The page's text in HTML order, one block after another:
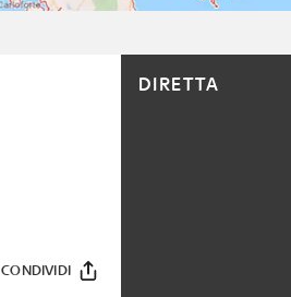
CONDIVIDI
DIRETTA